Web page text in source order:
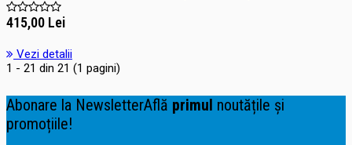
415,00 Lei
Vezi detalii
1 - 21 din 21 (1 pagini)
Abonare la NewsletterAflă primul noutățile și
promoțiile!